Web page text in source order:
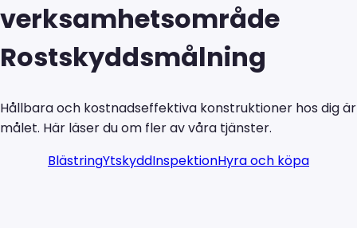
verksamhetsområde
Rostskyddsmålning
Hållbara och kostnadseffektiva konstruktioner hos dig är
målet. Här läser du om fler av våra tjänster.
BlästringYtskyddInspektionHyra och köpa